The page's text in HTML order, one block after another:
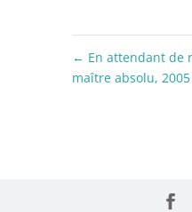
← En attendant de
maître absolu, 2005